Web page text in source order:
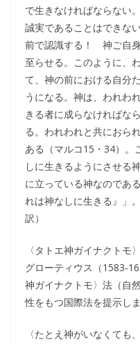
で生きなければならない
誠実であることはできな
前で認識する！ 神ご自
至らせる。このように、
て、神の前における自分
うになる。神は、われわ
きる者に成らなければな
る。われわれと共におら
ある（マルコ15・34）。
しに生きるようにさせる
に立っている神なのであ
れは神なしに生きる』」
訳）
〈タトエ神ガイナクトモ
グローティウス（
神ガイナクトモ〉法（自
性をもつ国際法を提示しま
〈たとえ神がいなくても